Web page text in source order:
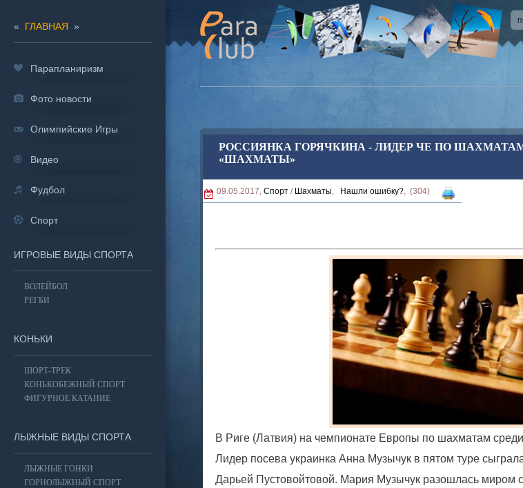
РОССИЯНКА ГОРЯЧКИНА - ЛИДЕР ЧЕ ПО
«ШАХМАТЫ»
09.05.2017, Спорт / Шахматы, Нашли ошибку?, (304)
В Риге (Латвия) на чемпионате Европы по шахматам
Лидер посева украинка Анна Музычук в пятом туре
Дарьей Пустовойтовой. Мария Музычук разошлась миром
« ГЛАВНАЯ »
Парапланиризм
Фото новости
Олимпийские Игры
Видео
Фудбол
Спорт
ИГРОВЫЕ ВИДЫ СПОРТА
ВОЛЕЙБОЛ
РЕГБИ
КОНЬКИ
ШОРТ-ТРЕК
КОНЬКОБЕЖНЫЙ СПОРТ
ФИГУРНОЕ КАТАНИЕ
ЛЫЖНЫЕ ВИДЫ СПОРТА
ЛЫЖНЫЕ ГОНКИ
ГОРНОЛЫЖНЫЙ СПОРТ